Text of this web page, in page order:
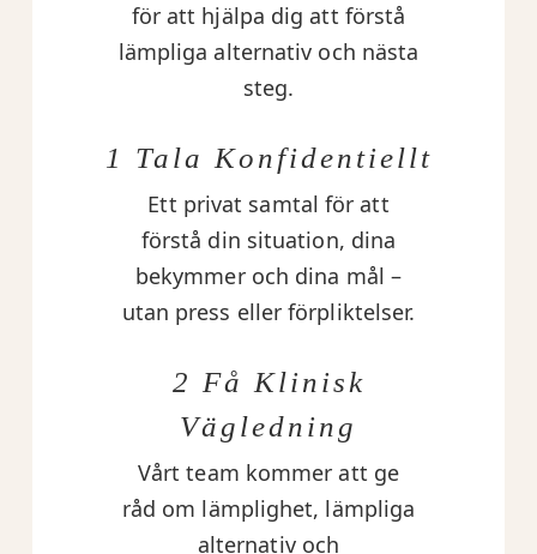
för att hjälpa dig att förstå
lämpliga alternativ och nästa
steg.
1 Tala Konfidentiellt
Ett privat samtal för att
förstå din situation, dina
bekymmer och dina mål –
utan press eller förpliktelser.
2 Få Klinisk
Vägledning
Vårt team kommer att ge
råd om lämplighet, lämpliga
alternativ och